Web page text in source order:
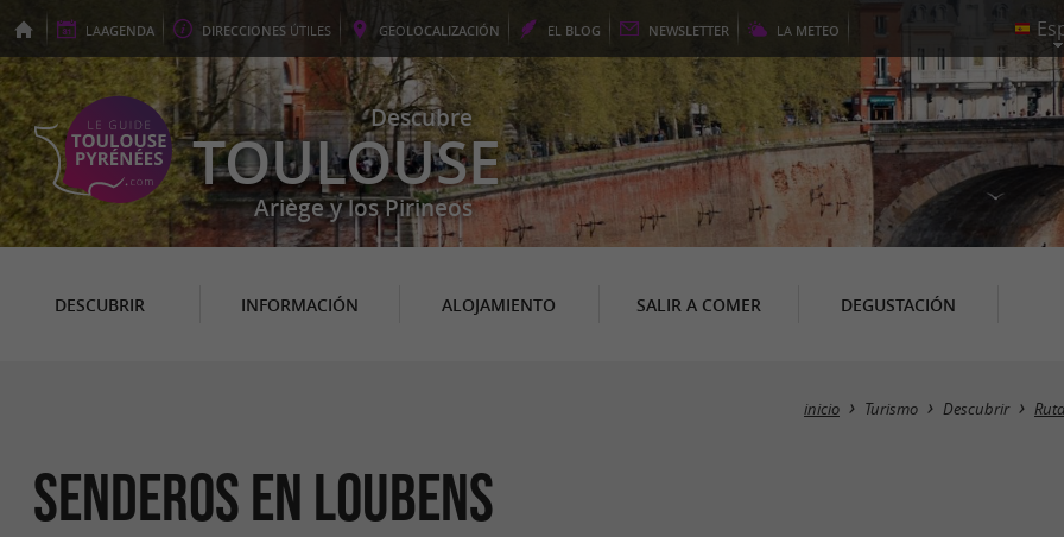
LAAGENDA DIRECCIONES ÚTILES GEOLOCALIZACIÓN EL BLOG NEWSLETTER LA METEO
Descubre
TOULOUSE
Ariège y los Pirineos
DESCUBRIR INFORMACIÓN ALOJAMIENTO SALIR A COMER DEGUSTACIÓN
inicio Turismo Descubrir
senderos en Loubens